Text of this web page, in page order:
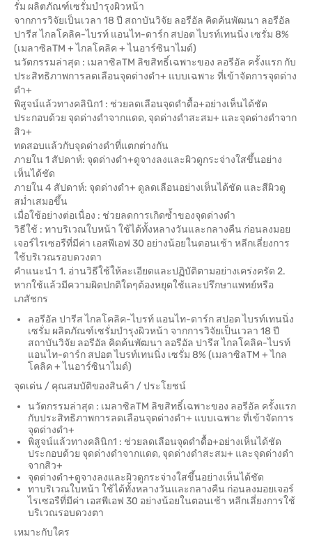
รั่ม ผลิตภัณฑ์เซรั่มบำรุงผิวหน้า
จากการวิจัยเป็นเวลา 18 ปี สถาบันวิจัย ลอรีอัล คิดค้นพัฒนา ลอรีอัล
ปารีส ไกลโคลิค-ไบรท์ แอนไท-ดาร์ก สปอต ไบรท์เทนนิ่ง เซรั่ม 8%
(เมลาซิลTM + ไกลโคลิค + ไนอาร์ซินาไมด์)
นวัตกรรมล่าสุด : เมลาซิลTM ลิขสิทธิ์เฉพาะของ ลอรีอัล ครั้งแรก กับ
ประสิทธิภาพการลดเลือนจุดด่างดำ+ แบบเฉพาะ ที่เข้าจัดการจุดด่าง
ดำ+
พิสูจน์แล้วทางคลินิก1 : ช่วยลดเลือนจุดดำดื้อ+อย่างเห็นได้ชัด
ประกอบด้วย จุดด่างดำจากแดด, จุดด่างดำสะสม+ และจุดด่างดำจาก
สิว+
ทดสอบแล้วกับจุดด่างดำที่แตกต่างกัน
ภายใน 1 สัปดาห์: จุดด่างดำ+ดูจางลงและผิวดูกระจ่างใสขึ้นอย่าง
เห็นได้ชัด
ภายใน 4 สัปดาห์: จุดด่างดำ+ ดูลดเลือนอย่างเห็นได้ชัด และสีผิวดู
สม่ำเสมอขึ้น
เมื่อใช้อย่างต่อเนื่อง : ช่วยลดการเกิดซ้ำของจุดด่างดำ
วิธีใช้ : ทาบริเวณใบหน้า ใช้ได้ทั้งหลางวันและกลางคืน ก่อนลงมอย
เจอร์ไรเซอรืที่มีค่า เอสพีเอฟ 30 อย่างน้อยในตอนเช้า หลีกเลี่ยงการ
ใช้บริเวณรอบดวงตา
คำแนะนำ 1. อ่านวิธีใช้ให้ละเอียดและปฏิบัติตามอย่างเคร่งครัด 2.
หากใช้แล้วมีความผิดปกติใดๆต้องหยุดใช้และปรึกษาแพทย์หรือ
เภสัชกร
ลอรีอัล ปารีส ไกลโคลิค-ไบรท์ แอนไท-ดาร์ก สปอต ไบรท์เทนนิ่ง
เซรั่ม ผลิตภัณฑ์เซรั่มบำรุงผิวหน้า จากการวิจัยเป็นเวลา 18 ปี
สถาบันวิจัย ลอรีอัล คิดค้นพัฒนา ลอรีอัล ปารีส ไกลโคลิค-ไบรท์
แอนไท-ดาร์ก สปอต ไบรท์เทนนิ่ง เซรั่ม 8% (เมลาซิลTM + ไกล
โคลิค + ไนอาร์ซินาไมด์)
จุดเด่น / คุณสมบัติของสินค้า / ประโยชน์
นวัตกรรมล่าสุด : เมลาซิลTM ลิขสิทธิ์เฉพาะของ ลอรีอัล ครั้งแรก
กับประสิทธิภาพการลดเลือนจุดด่างดำ+ แบบเฉพาะ ที่เข้าจัดการ
จุดด่างดำ+
พิสูจน์แล้วทางคลินิก1 : ช่วยลดเลือนจุดดำดื้อ+อย่างเห็นได้ชัด
ประกอบด้วย จุดด่างดำจากแดด, จุดด่างดำสะสม+ และจุดด่างดำ
จากสิว+
จุดด่างดำ+ดูจางลงและผิวดูกระจ่างใสขึ้นอย่างเห็นได้ชัด
ทาบริเวณใบหน้า ใช้ได้ทั้งหลางวันและกลางคืน ก่อนลงมอยเจอร์
ไรเซอรืที่มีค่า เอสพีเอฟ 30 อย่างน้อยในตอนเช้า หลีกเลี่ยงการใช้
บริเวณรอบดวงตา
เหมาะกับใคร